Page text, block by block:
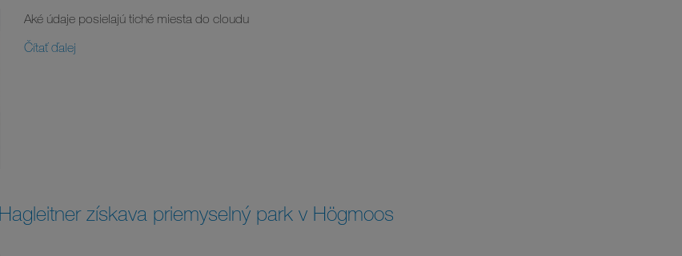
Aké údaje posielajú tiché miesta do cloudu
Čítať ďalej
získava priemyselný park v Högmoos